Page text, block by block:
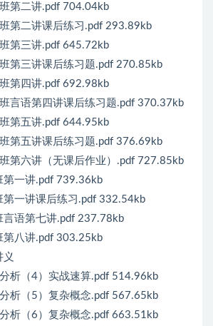
第二讲.pdf 704.04kb
第二讲课后练习.pdf 293.89kb
第三讲.pdf 645.72kb
第三讲课后练习题.pdf 270.85kb
第四讲.pdf 692.98kb
言语第四讲课后练习题.pdf 370.37kb
第五讲.pdf 644.95kb
第五讲课后练习题.pdf 376.69kb
第六讲（无课后作业）.pdf 727.85kb
第一讲.pdf 739.36kb
第一讲课后练习.pdf 332.54kb
言语第七讲.pdf 237.78kb
第八讲.pdf 303.25kb
析（4）实战速算.pdf 514.96kb
析（5）复杂概念.pdf 567.65kb
析（6）复杂概念.pdf 663.51kb